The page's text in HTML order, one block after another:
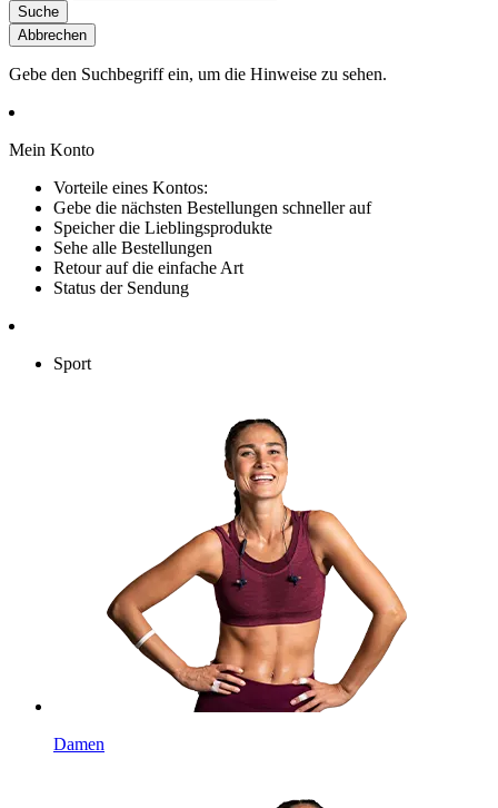
Suche
Abbrechen
Gebe den Suchbegriff ein, um die Hinweise zu sehen.
Mein Konto
Vorteile eines Kontos:
Gebe die nächsten Bestellungen schneller auf
Speicher die Lieblingsprodukte
Sehe alle Bestellungen
Retour auf die einfache Art
Status der Sendung
Sport
Damen